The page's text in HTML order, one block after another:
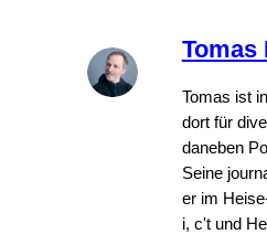
Tomas
Tomas ist
dort für
daneben
Seine
er im
i, c't und